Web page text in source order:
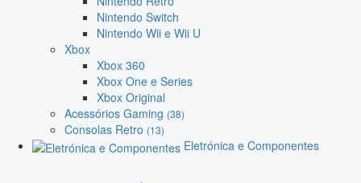
Nintendo Switch
Nintendo Wii e Wii U
Xbox
Xbox 360
Xbox One e Series
Xbox Original
Acessórios Gaming (38)
Consolas Retro (13)
Eletrónica e Componentes